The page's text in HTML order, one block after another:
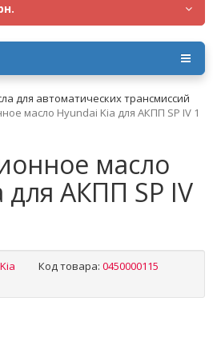
для автоматических трансмиссий
масло Hyundai Kia для АКПП SP IV 1
масло
для АКПП SP IV
Код товара: 0450000115